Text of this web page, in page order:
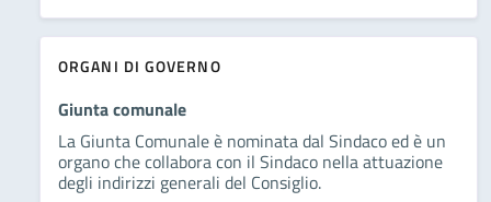
ORGANI DI GOVERNO
Giunta comunale
La Giunta Comunale è nominata dal Sindaco ed è un
organo che collabora con il Sindaco nella attuazione
degli indirizzi generali del Consiglio.